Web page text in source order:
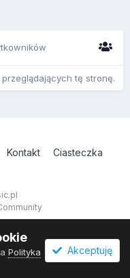
tę stronę.
Kontakt Ciasteczka
Polityka
Akceptuję